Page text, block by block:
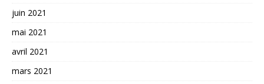
juin 2021
mai 2021
avril 2021
mars 2021